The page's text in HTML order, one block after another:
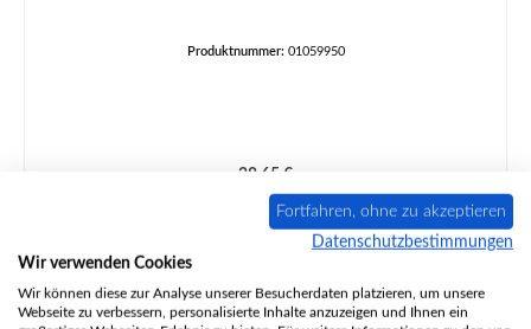
Produktnummer: 01059950
Regulärer Preis:
28,65 €
Sofort verfügbar, Lieferzeit: 2-4 Tage
Details
Fortfahren, ohne zu akzeptieren
Datenschutzbestimmungen
Wir verwenden Cookies
Wir können diese zur Analyse unserer Besucherdaten platzieren, um unsere
Webseite zu verbessern, personalisierte Inhalte anzuzeigen und Ihnen ein